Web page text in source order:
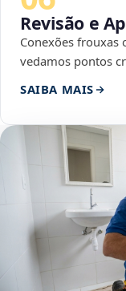
Revisão e
Conexões frouxas
vedamos pontos
SAIBA MAIS